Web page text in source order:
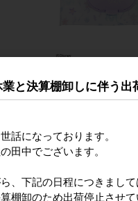
と決算棚卸しに伴う出
話になっております。
田中でございます。
、下記の日程につきまして
棚卸のため出荷停止させて